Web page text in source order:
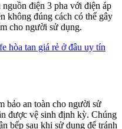
điện 3 pha với điện áp
không đúng cách có thể gây
cho người sử dụng.
hòa tan giá rẻ ở đâu uy tín
bảo an toàn cho người sử
được vệ sinh định kỳ. Chúng
bếp sau khi sử dụng để tránh